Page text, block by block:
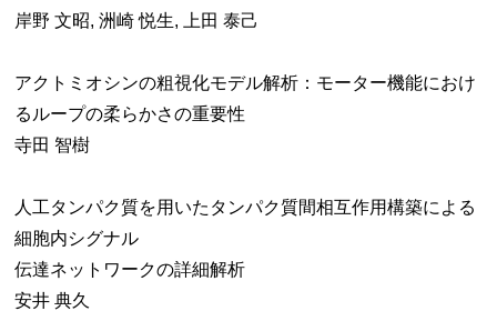
岸野 文昭, 洲崎 悦生, 上田 泰己
アクトミオシンの粗視化モデル解析：モーター機能におけ
るループの柔らかさの重要性
寺田 智樹
人工タンパク質を用いたタンパク質間相互作用構築による
細胞内シグナル
伝達ネットワークの詳細解析
安井 典久